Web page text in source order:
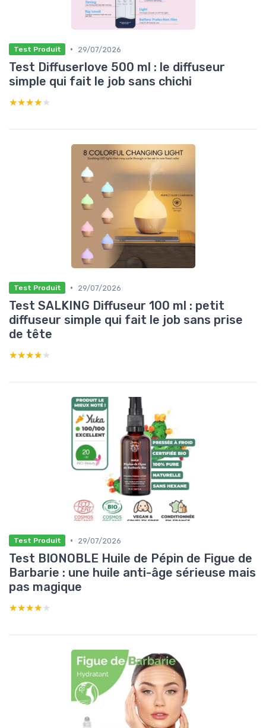
Test Produit • 29/07/2026
Test Diffuserlove 500 ml : le diffuseur
simple qui fait le job sans chichi
★★★★★
★★★★★
Test Produit • 29/07/2026
Test SALKING Diffuseur 100 ml : petit
diffuseur simple qui fait le job sans prise
de tête
★★★★★
★★★★★
Test Produit • 29/07/2026
Test BIONOBLE Huile de Pépin de Figue de
Barbarie : une huile anti-âge sérieuse mais
pas magique
★★★★★
★★★★★